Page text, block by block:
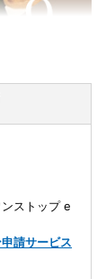
ストップ e
請サービス